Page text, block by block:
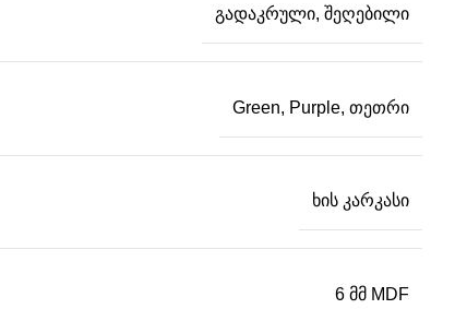
გადაკრული, შეღებილი
Green, Purple, თეთრი
ხის კარკასი
6 მმ MDF